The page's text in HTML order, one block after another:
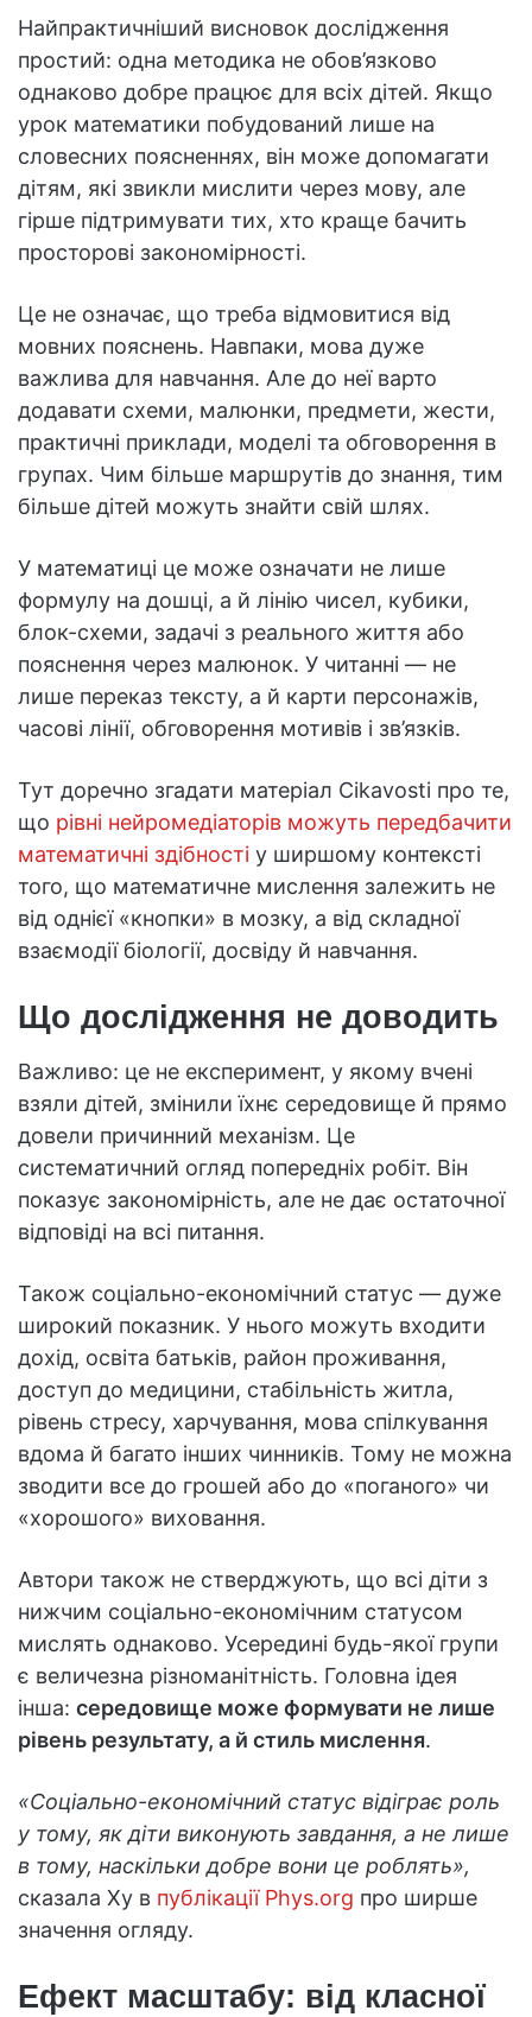
Найпрактичніший висновок дослідження
простий: одна методика не обов’язково
однаково добре працює для всіх дітей. Якщо
урок математики побудований лише на
словесних поясненнях, він може допомагати
дітям, які звикли мислити через мову, але
гірше підтримувати тих, хто краще бачить
просторові закономірності.
Це не означає, що треба відмовитися від
мовних пояснень. Навпаки, мова дуже
важлива для навчання. Але до неї варто
додавати схеми, малюнки, предмети, жести,
практичні приклади, моделі та обговорення в
групах. Чим більше маршрутів до знання, тим
більше дітей можуть знайти свій шлях.
У математиці це може означати не лише
формулу на дошці, а й лінію чисел, кубики,
блок-схеми, задачі з реального життя або
пояснення через малюнок. У читанні — не
лише переказ тексту, а й карти персонажів,
часові лінії, обговорення мотивів і зв’язків.
Тут доречно згадати матеріал Cikavosti про те,
що рівні нейромедіаторів можуть передбачити
математичні здібності у ширшому контексті
того, що математичне мислення залежить не
від однієї «кнопки» в мозку, а від складної
взаємодії біології, досвіду й навчання.
Що дослідження не доводить
Важливо: це не експеримент, у якому вчені
взяли дітей, змінили їхнє середовище й прямо
довели причинний механізм. Це
систематичний огляд попередніх робіт. Він
показує закономірність, але не дає остаточної
відповіді на всі питання.
Також соціально-економічний статус — дуже
широкий показник. У нього можуть входити
дохід, освіта батьків, район проживання,
доступ до медицини, стабільність житла,
рівень стресу, харчування, мова спілкування
вдома й багато інших чинників. Тому не можна
зводити все до грошей або до «поганого» чи
«хорошого» виховання.
Автори також не стверджують, що всі діти з
нижчим соціально-економічним статусом
мислять однаково. Усередині будь-якої групи
є величезна різноманітність. Головна ідея
інша: середовище може формувати не лише
рівень результату, а й стиль мислення.
«Соціально-економічний статус відіграє роль
у тому, як діти виконують завдання, а не лише
в тому, наскільки добре вони це роблять»,
сказала Ху в публікації Phys.org про ширше
значення огляду.
Ефект масштабу: від класної